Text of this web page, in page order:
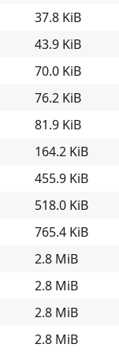
37.8 KiB
43.9 KiB
70.0 KiB
76.2 KiB
81.9 KiB
164.2 KiB
455.9 KiB
518.0 KiB
765.4 KiB
2.8 MiB
2.8 MiB
2.8 MiB
2.8 MiB